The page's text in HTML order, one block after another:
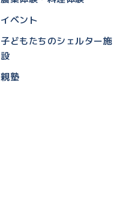
イベント
子どもたちのシェルター施
設
親塾